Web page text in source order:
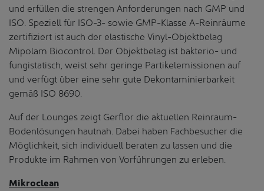
und erfüllen die strengen Anforderungen nach GMP und
ISO. Speziell für ISO-3- sowie GMP-Klasse A-Reinräume
zertifiziert ist auch der elastische Vinyl-Objektbelag
Mipolam Biocontrol. Der Objektbelag ist bakterio- und
fungistatisch, weist sehr geringe Partikelemissionen auf
und verfügt über eine sehr gute Dekontaminierbarkeit
gemäß ISO 8690.
Auf der Lounges zeigt Gerflor die aktuellen Reinraum-
Bodenlösungen hautnah. Dabei haben Fachbesucher die
Möglichkeit, sich individuell beraten zu lassen und die
Produkte im Rahmen von Vorführungen zu erleben.
Mikroclean